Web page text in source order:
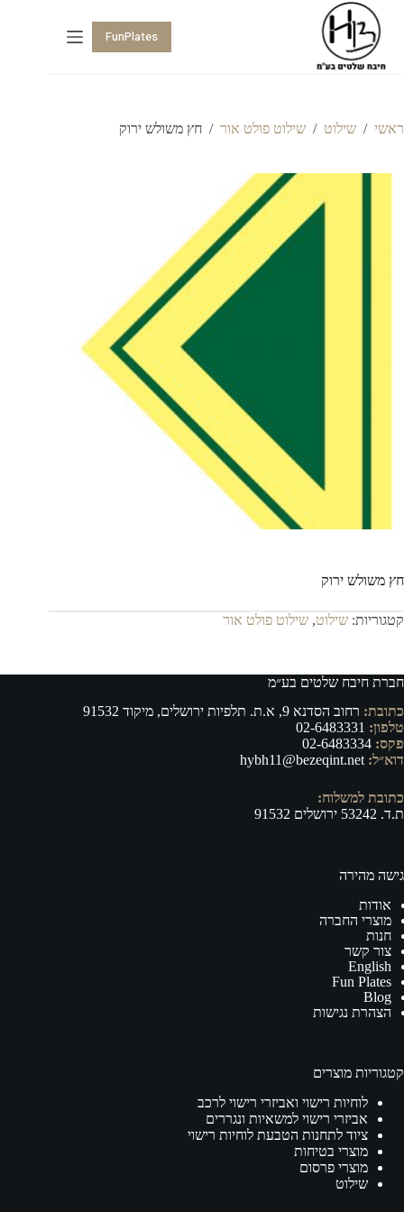
FunPlates
ראשי / שילוט / שילוט פולט אור / חץ משולש ירוק
חץ משולש ירוק
קטגוריות: שילוט, שילוט פולט אור
חברת חיבח שלטים בע״מ
כתובת: רחוב הסדנא 9, א.ת. תלפיות ירושלים, מיקוד 91532
טלפון: 02-6483331
פקס:
דוא״ל: hybh11@bezeqint.net
כתובת למשלוח:
ת.ד. 53242 ירושלים 91532
גישה מהירה
אודות
מוצרי החברה
חנות
צור קשר
English
Fun Plates
Blog
הצהרת נגישות
קטגוריות מוצרים
לוחיות רישוי ואביזרי רישוי לרכב
אביזרי רישוי למשאיות ונגררים
ציוד לתחנות הטבעת לוחיות רישוי
מוצרי בטיחות
מוצרי פרסום
שילוט